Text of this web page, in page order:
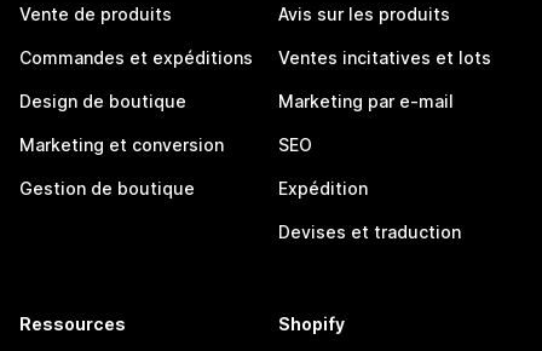
Vente de produits
Commandes et expéditions
Design de boutique
Marketing et conversion
Gestion de boutique
Avis sur les produits
Ventes incitatives et lots
Marketing par e-mail
SEO
Expédition
Devises et traduction
Ressources Shopify